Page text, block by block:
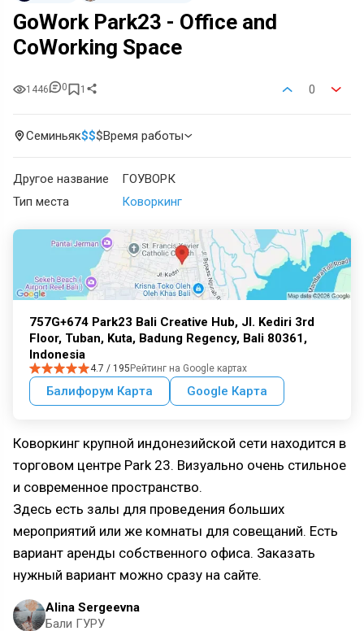
GoWork Park23 - Office and
CoWorking Space
1446 0 1 0
Семиньяк$$$Время работы
Другое название
ГОУВОРК
Тип места
Коворкинг
757G+674 Park23 Bali Creative Hub, Jl. Kediri 3rd
Floor, Tuban, Kuta, Badung Regency, Bali 80361,
Indonesia
4.7 / 195Рейтинг на Google картах
Балифорум Карта Google Карта
Коворкинг крупной индонезийской сети находится в
торговом центре Park 23. Визуально очень стильное
и современное пространство.
Здесь есть залы для проведения больших
мероприятий или же комнаты для совещаний. Есть
вариант аренды собственного офиса. Заказать
нужный вариант можно сразу на сайте.
Alina Sergeevna
Бали ГУРУ